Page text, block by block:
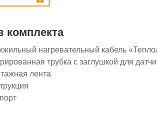
комплекта
нагревательный кабель
трубка с заглушкой для
лента